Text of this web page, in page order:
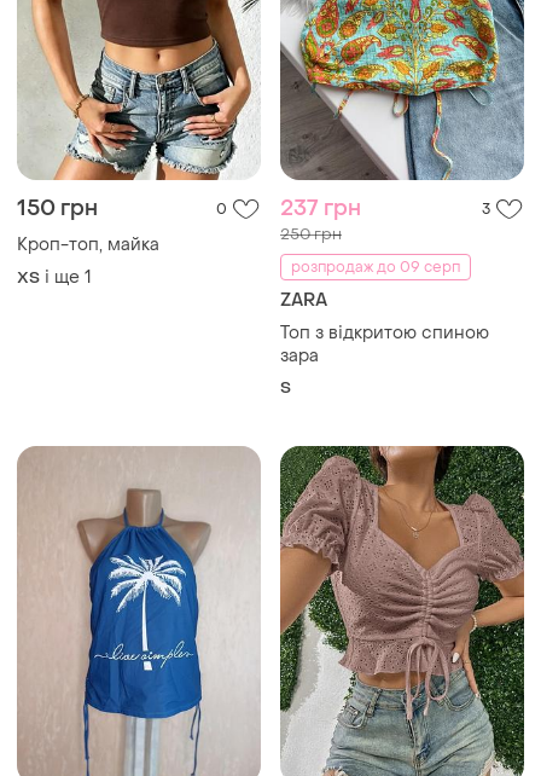
150 грн 0
Кроп-топ, майка
ХS і ще 1
237 грн 3
250 грн
розпродаж до 09 серп
ZARA
Топ з відкритою спиною
зара
S